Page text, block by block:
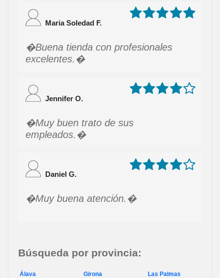
Maria Soledad F.
Buena tienda con profesionales
excelentes.
Jennifer O.
Muy buen trato de sus
empleados.
Daniel G.
Muy buena atención.
Búsqueda por provincia:
Álava
Girona
Las Palmas